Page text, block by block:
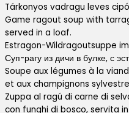
Tárkonyos vadragu leves
Game ragout soup with
served in a loaf.
Estragon-Wildragoutsuppe
Суп-рагу из дичи в булке, с
Soupe aux légumes à la
et aux champignons
Zuppa al ragú di carne di
con funghi di bosco, servita